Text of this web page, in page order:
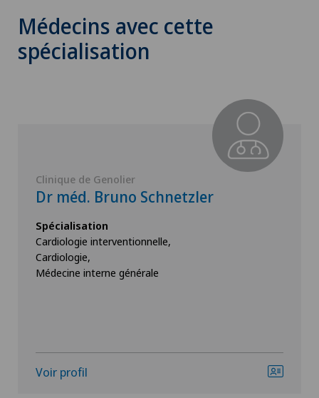
Médecins avec cette
spécialisation
Clinique de Genolier
Dr méd. Bruno Schnetzler
Spécialisation
Cardiologie interventionnelle,
Cardiologie,
Médecine interne générale
Voir profil